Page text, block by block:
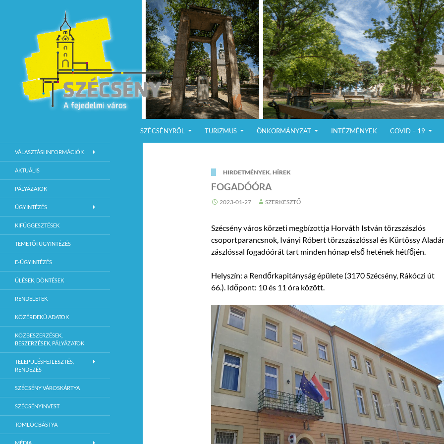
SZÉCSÉNYRŐL
TURIZMUS ÖNKORMÁNYZAT INTÉZMÉNYEK COVID – 19
HIRDETMÉNYEK,HÍREK
FOGADÓÓRA
2023-01-27 SZERKESZTŐ
Szécsény város körzeti megbízottja Horváth István törzszászlós
csoportparancsnok, Iványi Róbert törzszászlóssal és Kürtössy Aladár
zászlóssal fogadóórát tart minden hónap első hetének hétfőjén.
Helyszín: a Rendőrkapitányság épülete (3170 Szécsény, Rákóczi út
66.). Időpont: 10 és 11 óra között.
Szécsény Város Hivatalos Weboldala
VÁLASZTÁSI INFORMÁCIÓK
AKTUÁLIS
PÁLYÁZATOK
ÜGYINTÉZÉS
KIFÜGGESZTÉSEK
TEMETŐI ÜGYINTÉZÉS
E-ÜGYINTÉZÉS
ÜLÉSEK, DÖNTÉSEK
RENDELETEK
KÖZÉRDEKŰ ADATOK
KÖZBESZERZÉSEK,
BESZERZÉSEK, PÁLYÁZATOK
TELEPÜLÉSFEJLESZTÉS,
RENDEZÉS
SZÉCSÉNY VÁROSKÁRTYA
SZÉCSÉNYINVEST
TÖMLÖCBÁSTYA